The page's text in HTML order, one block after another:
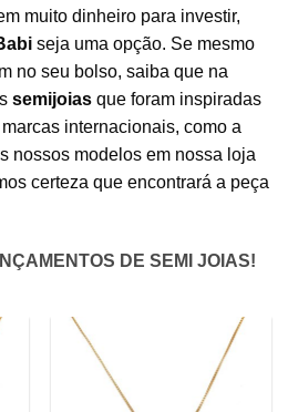
muito dinheiro para investir,
seja uma opção. Se mesmo
no seu bolso, saiba que na
semijoias que foram inspiradas
internacionais, como a
nossos modelos em nossa loja
certeza que encontrará a peça
DE SEMI JOIAS!